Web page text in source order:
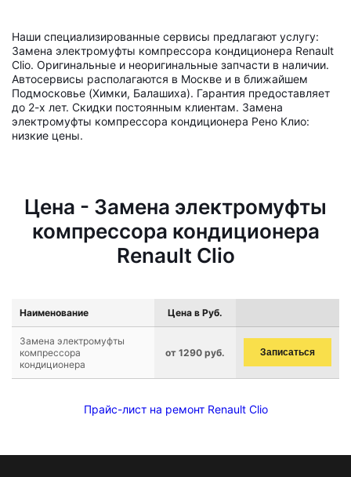
Наши специализированные сервисы предлагают услугу:
Замена электромуфты компрессора кондиционера Renault
Clio. Оригинальные и неоригинальные запчасти в наличии.
Автосервисы располагаются в Москве и в ближайшем
Подмосковье (Химки, Балашиха). Гарантия предоставляет
до 2-х лет. Скидки постоянным клиентам. Замена
электромуфты компрессора кондиционера Рено Клио:
низкие цены.
Цена - Замена электромуфты
компрессора кондиционера
Renault Clio
Наименование Цена в Руб.
Замена электромуфты
компрессора
кондиционера
от 1290 руб. Записаться
Прайс-лист на ремонт Renault Clio